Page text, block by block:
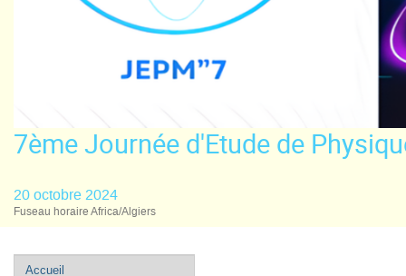
7ème Journée d'Etude de
20 octobre 2024
Fuseau horaire Africa/Algiers
Menu
Accueil